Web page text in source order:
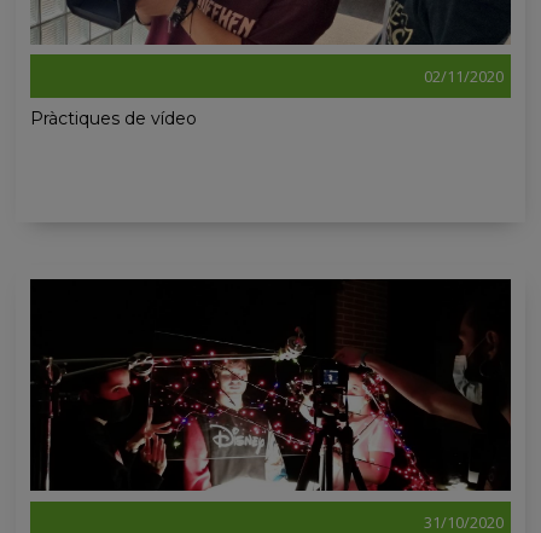
02/11/2020
Pràctiques de vídeo
31/10/2020